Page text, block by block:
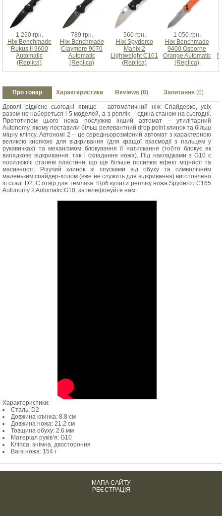
1 250 грн.
Ніж Benchmade
Rukus II 9600
Automatic
(Replica)
789 грн.
Ніж Benchmade
Claymore 9070
Automatic
(Replica)
560 грн.
Ніж Spyderco
Manix 2
Lightweight C101
(Replica)
1 050 грн.
Ніж Benchmade
9400 Osborne
Orange Automatic
(Replica)
Про товар Характеристики Reviews (0) Запитання (0)
Доволі рідкісне сьогодні явище – автоматичний ніж Спайдерко, усіх
разом не набереться і 5 моделей, а з реплік – єдина станом на сьогодні.
Прототипом цього ножа послужив інший автомат – утилітарний
Autonomy, якому поставили більш релевантний drop point клинок та більш
міцну кліпсу. Автономі 2 – це середньорозмірний автомат з характерною
великою кнопкою для відкривання (для кращої взаємодії з пальцем у
рукавичках) та механізмом блокування її натискання (тобто блокує як
випадкове відкривання, так і складання ножа). Під накладками з G10 є
посилюючі сталеві пластини, що ще більше посилює ефект міцності та
масивності. Різучий клинок зі спусками від обуху та символічним
маленьким спайдер-холом (вже не служить для відкривання) виготовлено
зі сталі D2. Є отвір для темляка. Щоб купити репліку ножа Spyderco C165
Autonomy 2 Automatic G10, зателефонуйте нам.
Характеристики:
Сталь: D2
Довжина клинка: 8.8 см
Довжина ножа: 21.2 см
Товщина обуху: 2.6 мм
Матеріал руків’я: G10
Кліпса: знімна, двостороння
Вага ножа: 154 г
МАПА САЙТУ
РЕЄСТРАЦІЯ